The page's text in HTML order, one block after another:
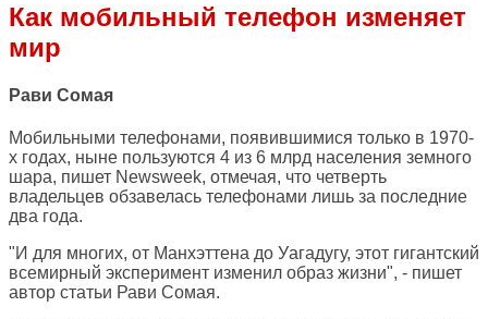
Как мобильный телефон изменяет
мир
Рави Сомая
Мобильными телефонами, появившимися только в 1970-
х годах, ныне пользуются 4 из 6 млрд населения земного
шара, пишет Newsweek, отмечая, что четверть
владельцев обзавелась телефонами лишь за последние
два года.
"И для многих, от Манхэттена до Уагадугу, этот гигантский
всемирный эксперимент изменил образ жизни", - пишет
автор статьи Рави Сомая.